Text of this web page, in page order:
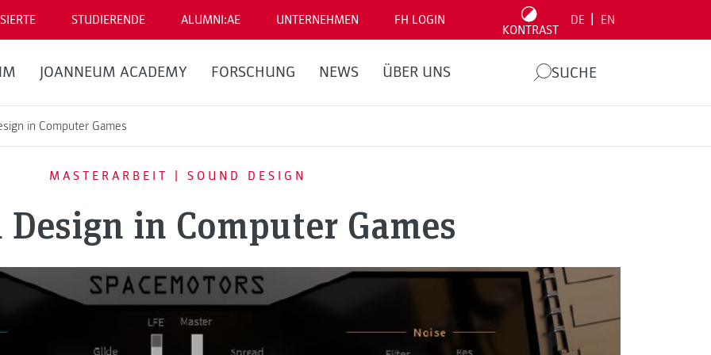
STUDIERENDE ALUMNI:AE UNTERNEHMEN FH LOGIN
KONTRAST
DE EN
JOANNEUM ACADEMY FORSCHUNG NEWS ÜBER UNS SUCHE
in Computer Games
MASTERARBEIT | SOUND DESIGN
Design in Computer Games